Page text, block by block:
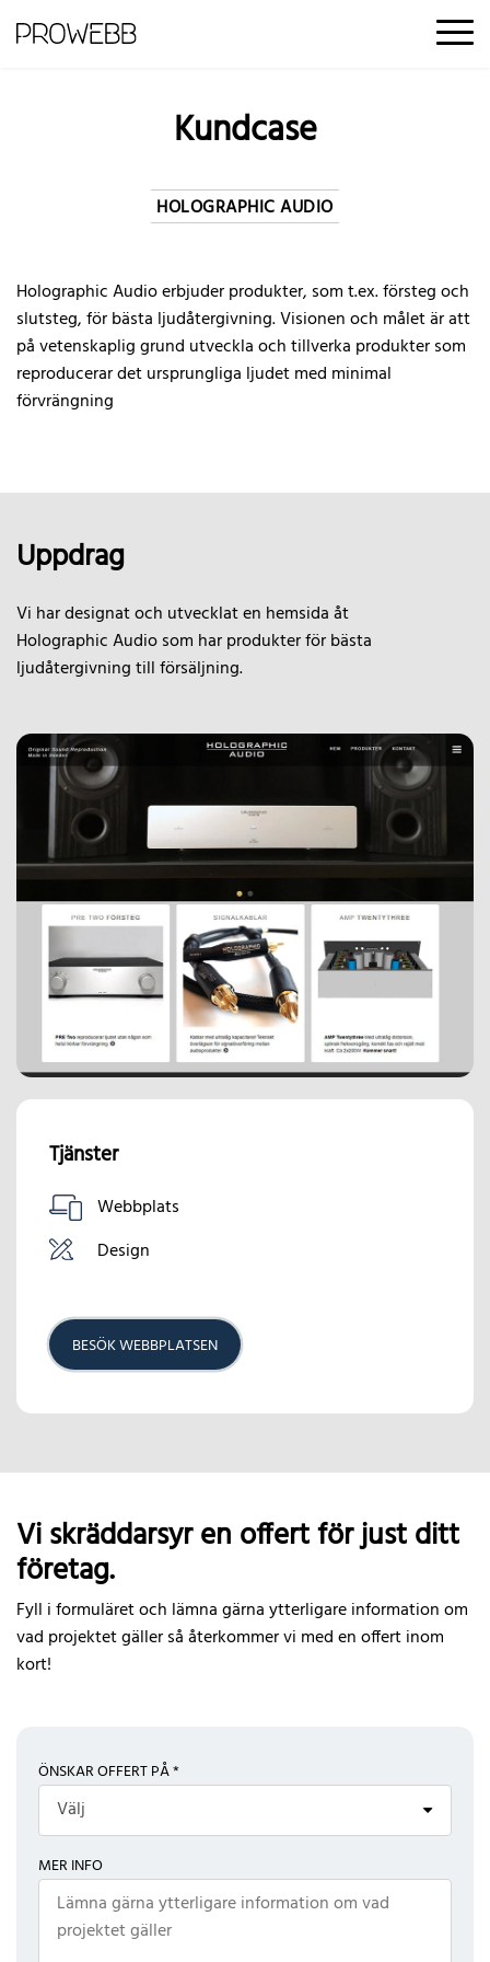
Kundcase
HOLOGRAPHIC AUDIO
Holographic Audio erbjuder produkter, som t.ex. försteg och
slutsteg, för bästa ljudåtergivning. Visionen och målet är att
på vetenskaplig grund utveckla och tillverka produkter som
reproducerar det ursprungliga ljudet med minimal
förvrängning
Uppdrag
Vi har designat och utvecklat en hemsida åt
Holographic Audio som har produkter för bästa
ljudåtergivning till försäljning.
Tjänster
Webbplats
Design
BESÖK WEBBPLATSEN
Vi skräddarsyr en offert för just ditt
företag.
Fyll i formuläret och lämna gärna ytterligare information om
vad projektet gäller så återkommer vi med en offert inom
kort!
ÖNSKAR OFFERT PÅ *
Välj
MER INFO